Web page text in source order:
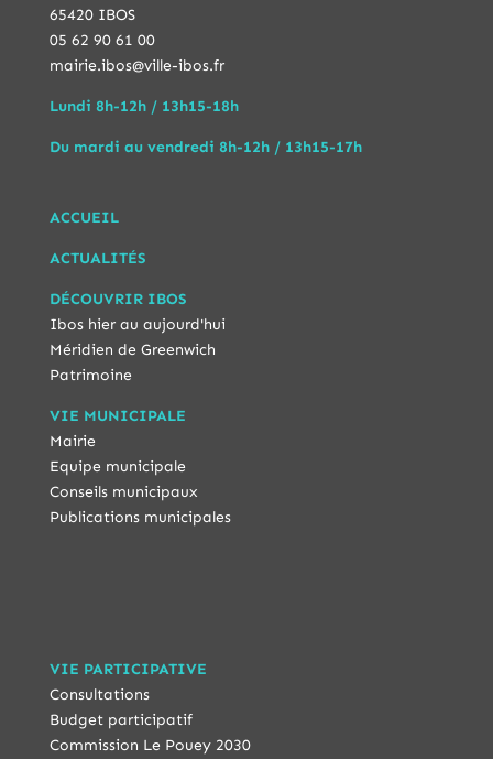
65420 IBOS
05 62 90 61 00
mairie.ibos@ville-ibos.fr
Lundi 8h-12h / 13h15-18h
Du mardi au vendredi 8h-12h / 13h15-17h
ACCUEIL
ACTUALITÉS
DÉCOUVRIR IBOS
Ibos hier au aujourd'hui
Méridien de Greenwich
Patrimoine
VIE MUNICIPALE
Mairie
Equipe municipale
Conseils municipaux
Publications municipales
VIE PARTICIPATIVE
Consultations
Budget participatif
Commission Le Pouey 2030